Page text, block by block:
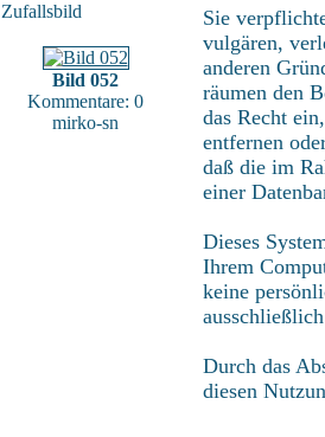
Zufallsbild
Bild 052
Kommentare: 0
mirko-sn
Sie
vulgären,
anderen
räumen den
das Recht
entfernen
daß die im
einer
Dieses
Ihrem
keine
Durch das
diesen